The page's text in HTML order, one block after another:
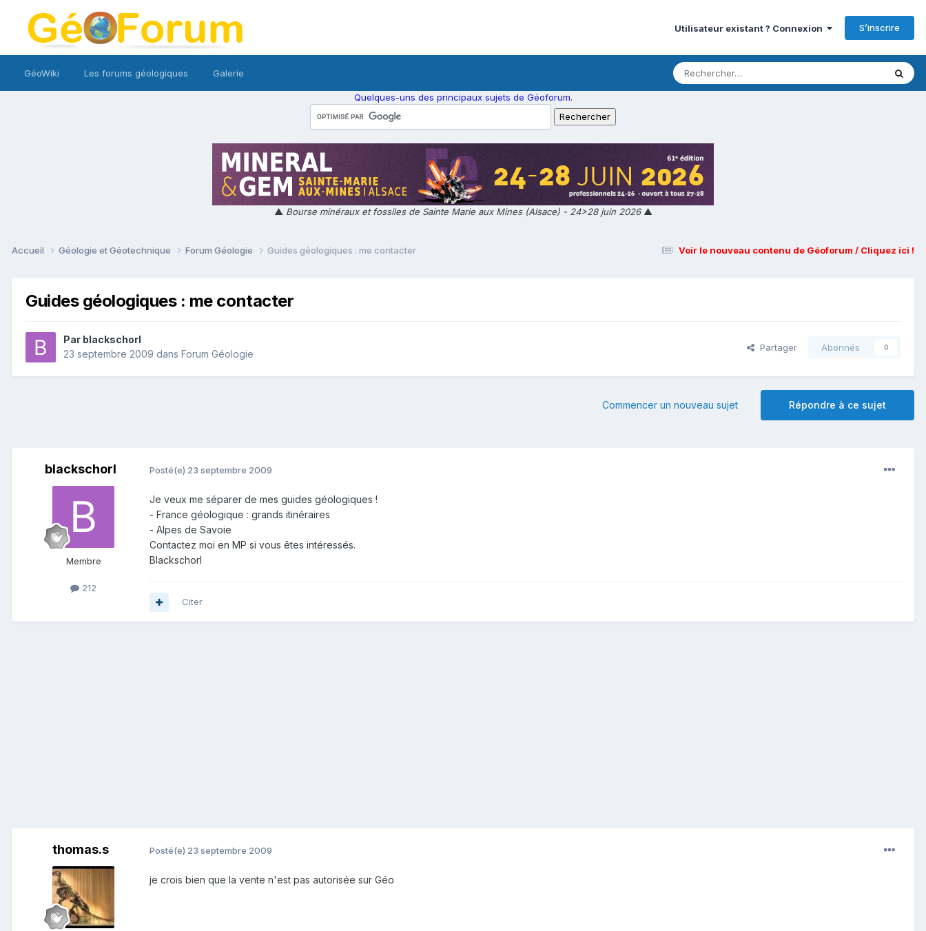
Utilisateur existant ? Connexion S’inscrire
GéoWiki Les forums géologiques Galerie
Quelques-uns des principaux sujets de Géoforum.
▲ Bourse minéraux et fossiles de Sainte Marie aux Mines (Alsace) - 24>28 juin 2026▲
Voir le nouveau contenu de Géoforum / Cliquez ici !
Accueil Géologie et Géotechnique Forum Géologie Guides géologiques : me contacter
Guides géologiques : me contacter
Par blackschorl
23 septembre 2009 dans Forum Géologie
Partager Abonnés 0
Répondre à ce sujet
Commencer un nouveau sujet
blackschorl
Membre
212
Posté(e) 23 septembre 2009
Je veux me séparer de mes guides géologiques !
- France géologique : grands itinéraires
- Alpes de Savoie
Contactez moi en MP si vous êtes intéressés.
Blackschorl
Citer
thomas.s Posté(e) 23 septembre 2009
je crois bien que la vente n'est pas autorisée sur Géo